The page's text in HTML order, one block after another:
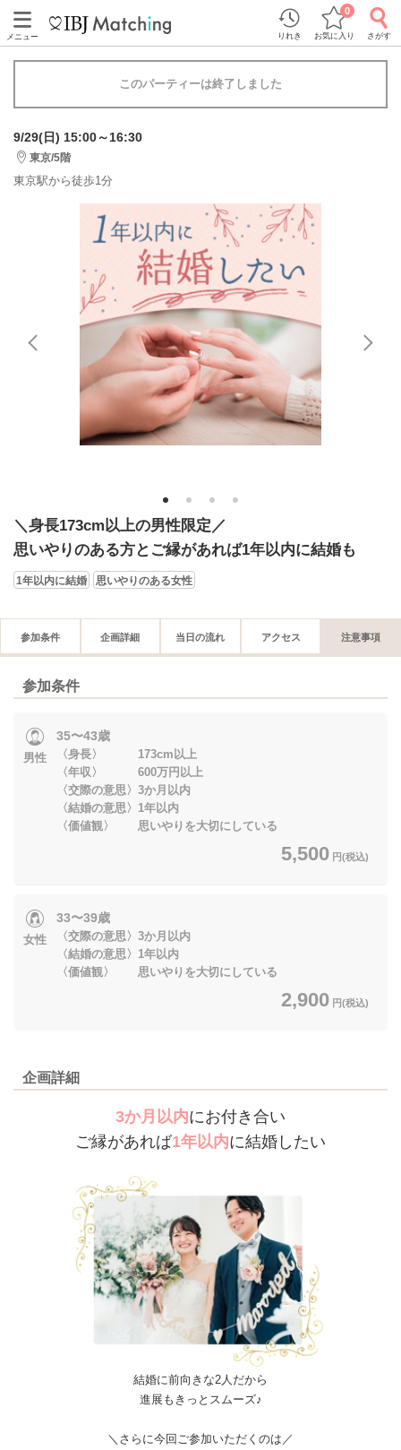
メニュー りれき お気に入り
0
さがす
このパーティーは終了しました
9/29(日) 15:00～16:30
東京/5階
東京駅から徒歩1分
1 2 3 4
＼身長173cm以上の男性限定／
思いやりのある方とご縁があれば1年以内に結婚も
1年以内に結婚 思いやりのある女性
参加条件 企画詳細 当日の流れ アクセス 注意事項
参加条件
男性
35〜43歳
〈身長〉 173cm以上
〈年収〉 600万円以上
〈交際の意思〉3か月以内
〈結婚の意思〉1年以内
〈価値観〉 思いやりを大切にしている
5,500 円(税込)
女性
33〜39歳
〈交際の意思〉3か月以内
〈結婚の意思〉1年以内
〈価値観〉 思いやりを大切にしている
2,900 円(税込)
企画詳細
3か月以内にお付き合い
ご縁があれば1年以内に結婚したい
結婚に前向きな2人だから
進展もきっとスムーズ♪
＼さらに今回ご参加いただくのは／